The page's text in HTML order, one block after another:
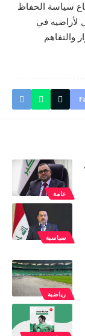
سياسة الحفاظ
لأراضيه في
والتفاهم
عامة
سياسية
رياضية